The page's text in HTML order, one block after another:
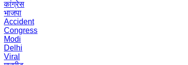
कांग्रेस
भाजपा
Accident
Congress
Modi
Delhi
Viral